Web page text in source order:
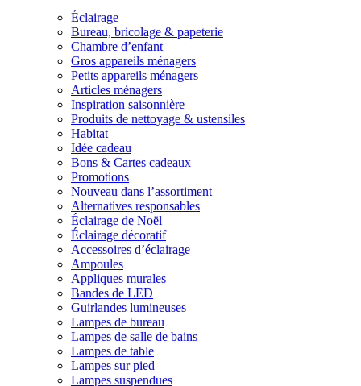
Éclairage
Bureau, bricolage & papeterie
Chambre d’enfant
Gros appareils ménagers
Petits appareils ménagers
Articles ménagers
Inspiration saisonnière
Produits de nettoyage & ustensiles
Habitat
Idée cadeau
Bons & Cartes cadeaux
Promotions
Nouveau dans l’assortiment
Alternatives responsables
Éclairage de Noël
Éclairage décoratif
Accessoires d’éclairage
Ampoules
Appliques murales
Bandes de LED
Guirlandes lumineuses
Lampes de bureau
Lampes de salle de bains
Lampes de table
Lampes sur pied
Lampes suspendues